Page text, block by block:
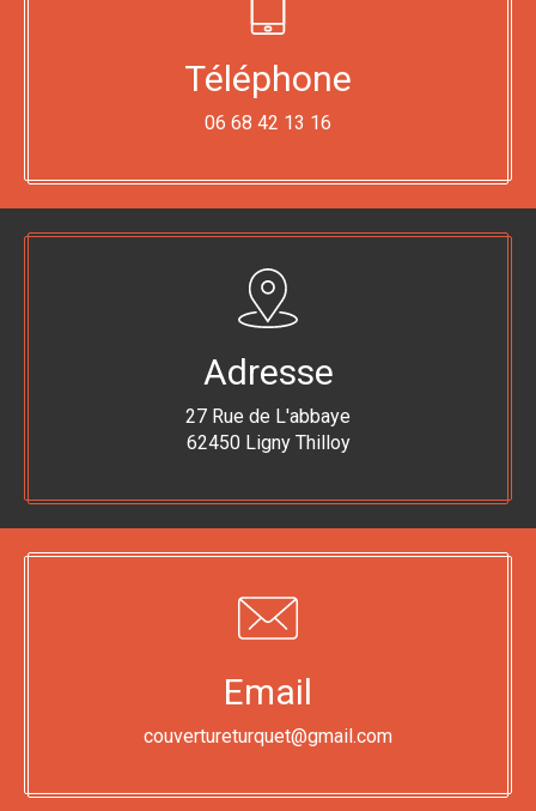
Téléphone
06 68 42 13 16
Adresse
27 Rue de L'abbaye
62450 Ligny Thilloy
Email
couvertureturquet@gmail.com